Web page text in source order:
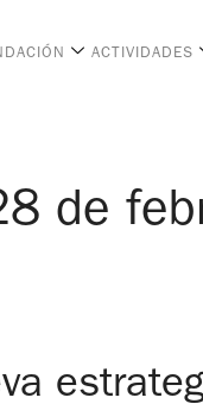
ACTIVIDADES
de